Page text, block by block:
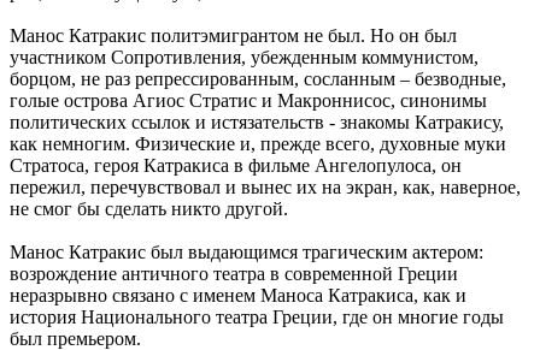
Манос Катракис политэмигрантом не был. Но он был
участником Сопротивления, убежденным коммунистом,
борцом, не раз репрессированным, сосланным – безводные,
голые острова Агиос Стратис и Макроннисос, синонимы
политических ссылок и истязательств - знакомы Катракису,
как немногим. Физические и, прежде всего, духовные муки
Стратоса, героя Катракиса в фильме Ангелопулоса, он
пережил, перечувствовал и вынес их на экран, как, наверное,
не смог бы сделать никто другой.
Манос Катракис был выдающимся трагическим актером:
возрождение античного театра в современной Греции
неразрывно связано с именем Маноса Катракиса, как и
история Национального театра Греции, где он многие годы
был премьером.